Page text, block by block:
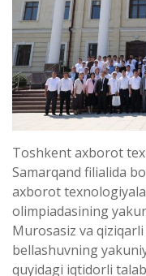
Toshkent axborot
Samarqand filialida
axborot
olimpiadasining
Murosasiz va
bellashuvning
quyidagi iqtidorli